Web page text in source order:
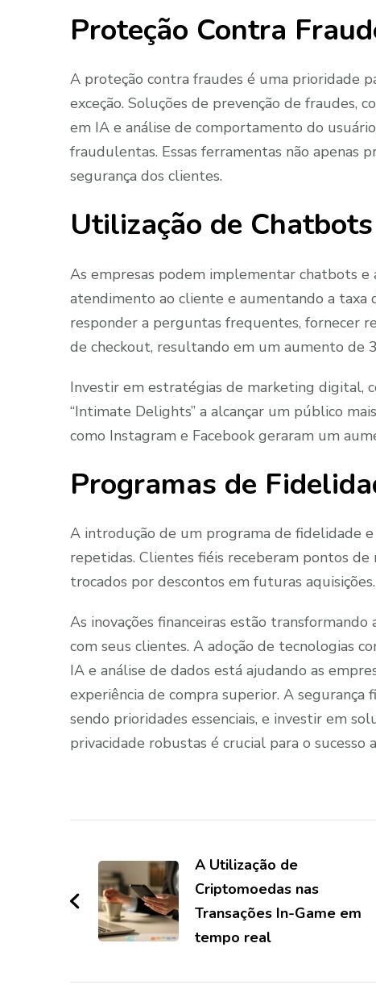
Proteção Contra
A proteção contra fraudes é uma prioridade
exceção. Soluções de prevenção de fraudes,
em IA e análise de comportamento do
fraudulentas. Essas ferramentas não apenas
segurança dos clientes.
Utilização de
As empresas podem implementar chatbots
atendimento ao cliente e aumentando a taxa
responder a perguntas frequentes, fornecer
de checkout, resultando em um aumento de
Investir em estratégias de marketing digital,
“Intimate Delights” a alcançar um público
como Instagram e Facebook geraram um
Programas de
A introdução de um programa de fidelidade
repetidas. Clientes fiéis receberam pontos
trocados por descontos em futuras aquisições.
As inovações financeiras estão
com seus clientes. A adoção de tecnologias
IA e análise de dados está ajudando as
experiência de compra superior. A
sendo prioridades essenciais, e investir em
privacidade robustas é crucial para o sucesso
de
post
A Utilização de
Criptomoedas nas
Transações In-Game em
tempo real